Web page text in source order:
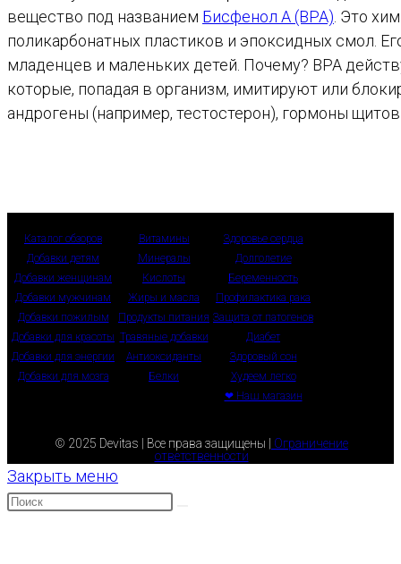
вещество под названием Бисфенол А (BPA). Это
поликарбонатных пластиков и эпоксидных смол.
младенцев и маленьких детей. Почему? BPA
которые, попадая в организм, имитируют или
андрогены (например, тестостерон), гормоны
Каталог обзоров
Добавки детям
Добавки женщинам
Добавки мужчинам
Добавки пожилым
Добавки для красоты
Добавки для энергии
Добавки для мозга
Витамины
Минералы
Кислоты
Жиры и масла
Продукты питания
Травяные добавки
Антиоксиданты
Белки
Здоровье сердца
Долголетие
Беременность
Профилактика рака
Защита от патогенов
Диабет
Здоровый сон
Худеем легко
❤ Наш магазин
© 2025 Devitas | Все права защищены |
Ограничение
ответственности
Закрыть меню